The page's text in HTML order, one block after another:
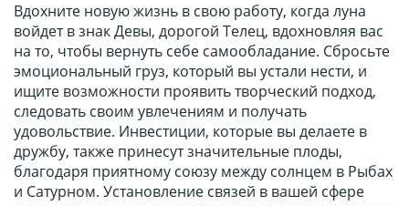
Вдохните новую жизнь в свою работу, когда луна
войдет в знак Девы, дорогой Телец, вдохновляя вас
на то, чтобы вернуть себе самообладание. Сбросьте
эмоциональный груз, который вы устали нести, и
ищите возможности проявить творческий подход,
следовать своим увлечениям и получать
удовольствие. Инвестиции, которые вы делаете в
дружбу, также принесут значительные плоды,
благодаря приятному союзу между солнцем в Рыбах
и Сатурном. Установление связей в вашей сфере